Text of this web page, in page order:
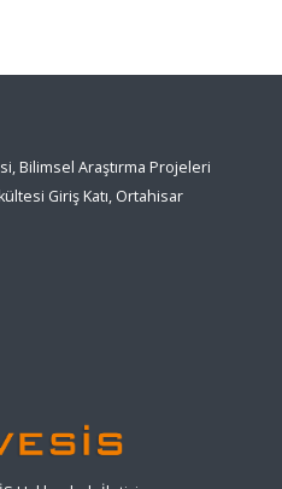
Bilimsel Araştırma Projeleri
Giriş Katı, Ortahisar